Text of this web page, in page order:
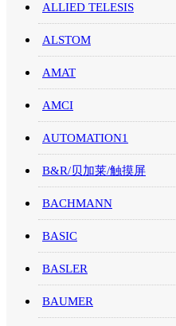
ALLIED TELESIS
ALSTOM
AMAT
AMCI
AUTOMATION1
B&R/贝加莱/触摸屏
BACHMANN
BASIC
BASLER
BAUMER